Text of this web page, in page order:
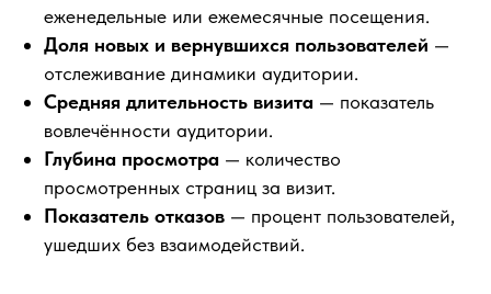
еженедельные или ежемесячные посещения.
Доля новых и вернувшихся пользователей —
отслеживание динамики аудитории.
Средняя длительность визита — показатель
вовлечённости аудитории.
Глубина просмотра — количество
просмотренных страниц за визит.
Показатель отказов — процент пользователей,
ушедших без взаимодействий.